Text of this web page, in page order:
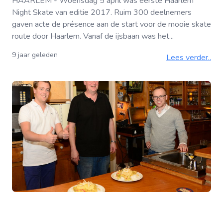
Night Skate van editie 2017. Ruim 300 deelnemers
gaven acte de présence aan de start voor de mooie skate
route door Haarlem. Vanaf de ijsbaan was het...
9 jaar geleden Lees verder..